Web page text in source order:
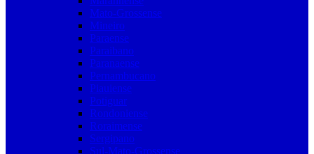
Mato-Grossense
Mineiro
Paraense
Paraibano
Paranaense
Pernambucano
Piauiense
Potiguar
Rondoniense
Roraimense
Sergipano
Sul-Mato-Grossense